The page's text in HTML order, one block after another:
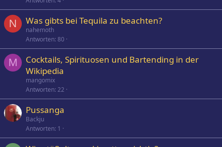
N Was gibts bei Tequila zu beachten?
nahemoth
Antworten 80
M
Cocktails, Spirituosen und Bartending in der
Wikipedia
mangomix
Antworten 22
Pussanga
Backju
Antworten 1